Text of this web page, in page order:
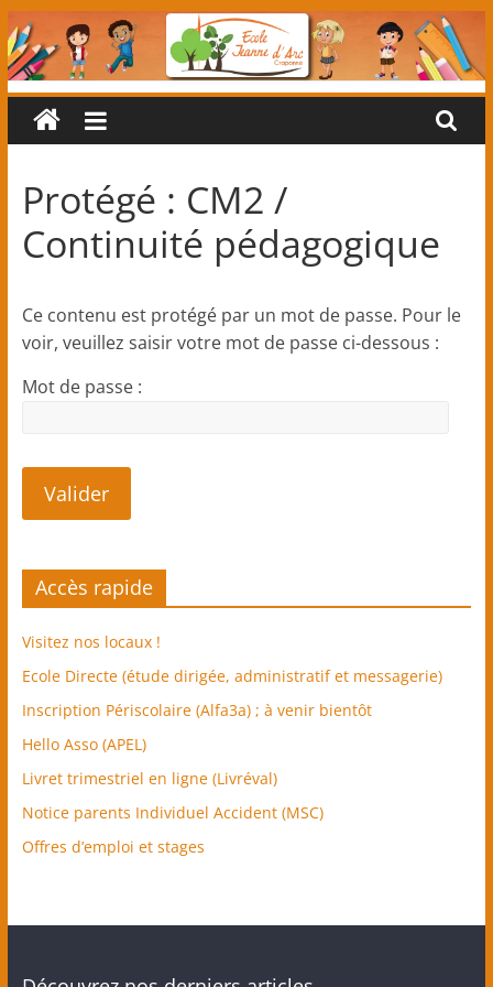
Passer
au
contenu
Ecole
primaire
Jeanne
d'Arc
(classes
et
–
Craponne
Ecole
primaire
catholique
sous
contrat
l'Etat
classes
Protégé : CM2 /
Continuité pédagogique
Ce contenu est protégé par un mot de passe. Pour le
voir, veuillez saisir votre mot de passe ci-dessous :
Mot de passe :
Accès rapide
Visitez nos locaux !
Ecole Directe (étude dirigée, administratif et messagerie)
Inscription Périscolaire (Alfa3a) ; à venir bientôt
Hello Asso (APEL)
Livret trimestriel en ligne (Livréval)
Notice parents Individuel Accident (MSC)
Offres d’emploi et stages